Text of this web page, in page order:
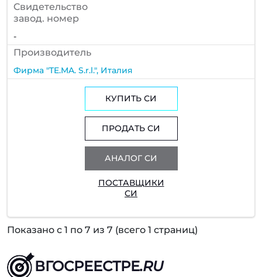
Cвидетельство
завод. номер
-
Производитель
Фирма "TE.MA. S.r.l.", Италия
КУПИТЬ СИ
ПРОДАТЬ СИ
АНАЛОГ СИ
ПОСТАВЩИКИ
СИ
Показано с 1 по 7 из 7 (всего 1 страниц)
ВГОСРЕЕСТРЕ.RU